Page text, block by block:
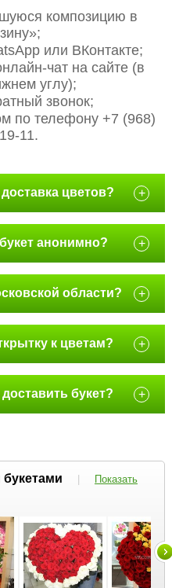
композицию в
или ВКонтакте;
чат на сайте (в
углу);
звонок;
по телефону +7 (968)
11.
цветов? +
анонимно? +
области? +
к цветам? +
букет? +
|
Показать